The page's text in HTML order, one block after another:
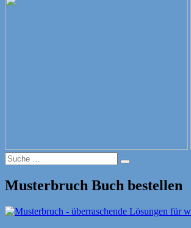
Suche
nach:
Suche
Musterbruch Buch bestellen